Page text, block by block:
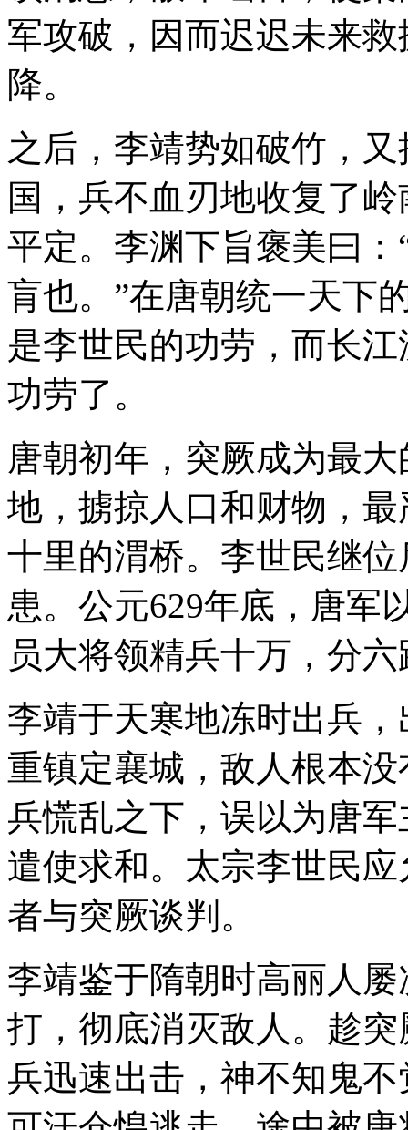
军攻破，因而迟迟未来
降。
之后，李靖势如破竹，
国，兵不血刃地收复了
平定。李渊下旨褒美曰
肓也。”在唐朝统一天下
是李世民的功劳，而长
功劳了。
唐朝初年，突厥成为最
地，掳掠人口和财物，
十里的渭桥。李世民继
患。公元629年底，唐军
员大将领精兵十万，分
李靖于天寒地冻时出兵
重镇定襄城，敌人根本
兵慌乱之下，误以为唐
遣使求和。太宗李世民
者与突厥谈判。
李靖鉴于隋朝时高丽人
打，彻底消灭敌人。趁
兵迅速出击，神不知鬼